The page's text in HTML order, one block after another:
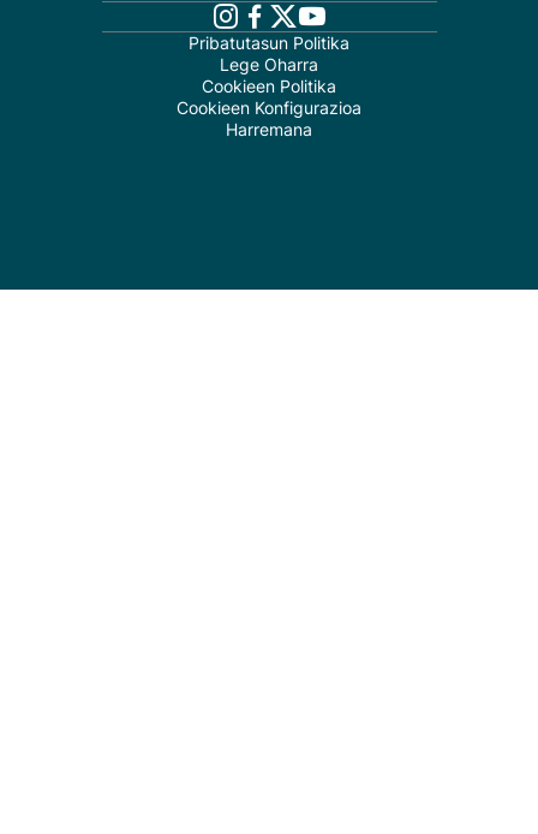
Pribatutasun Politika
Lege Oharra
Cookieen Politika
Cookieen Konfigurazioa
Harremana